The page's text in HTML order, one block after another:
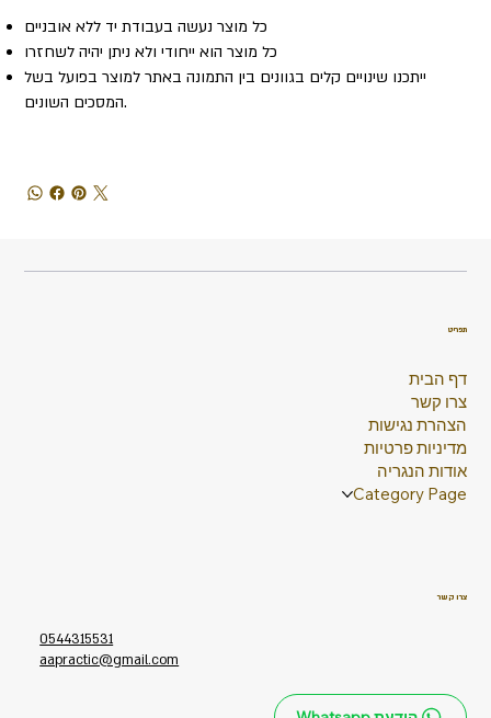
כל מוצר נעשה בעבודת יד ללא אובניים
כל מוצר הוא ייחודי ולא ניתן יהיה לשחזרו
ייתכנו שינויים קלים בגוונים בין התמונה באתר למוצר בפועל בשל
המסכים השונים.
צרו קשר
0544315531
aapractic@gmail.com
תפריט
דף הבית
צרו קשר
הצהרת נגישות
מדיניות פרטיות
אודות הנגריה
Category Page